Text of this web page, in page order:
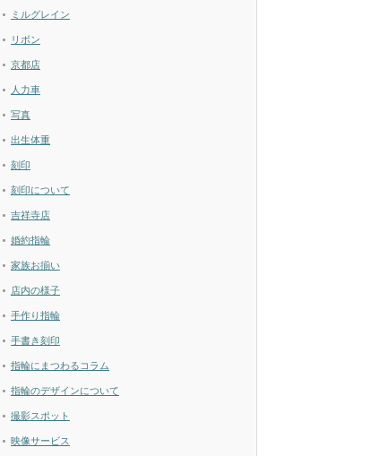
ミルグレイン
リボン
京都店
人力車
写真
出生体重
刻印
刻印について
吉祥寺店
婚約指輪
家族お揃い
店内の様子
手作り指輪
手書き刻印
指輪にまつわるコラム
指輪のデザインについて
撮影スポット
映像サービス